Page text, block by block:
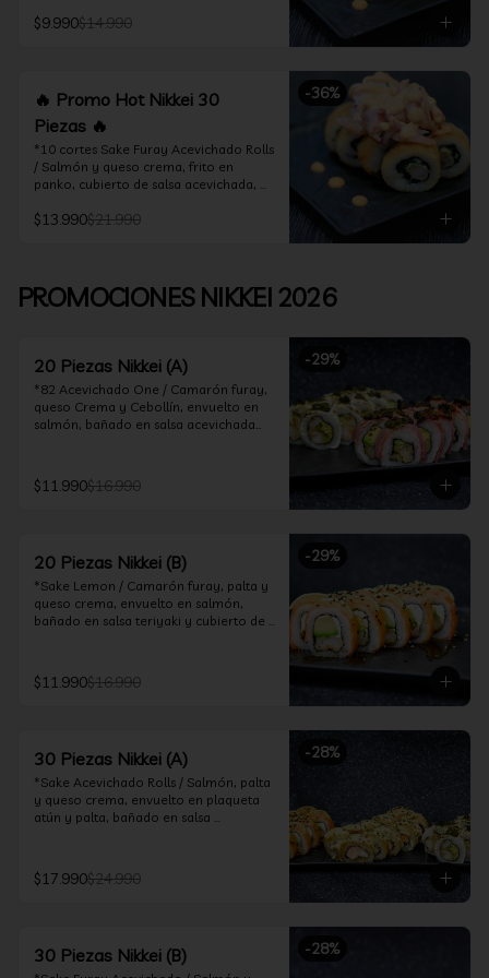
$9.990$14.990
-36%
🔥 Promo Hot Nikkei 30
Piezas 🔥
*10 cortes Sake Furay Acevichado Rolls
/ Salmón y queso crema, frito en
panko, cubierto de salsa acevichada,
*10 cortes Maguro Acevichado Rolls /
acevichado
$13.990$21.990
PROMOCIONES NIKKEI 2026
-29%
20 Piezas Nikkei (A)
*82 Acevichado One / Camarón furay,
queso Crema y Cebollín, envuelto en
salmón, bañado en salsa acevichada
y cebollin, frito en panko cubierto de
ceviche hot.
$11.990$16.990
-29%
20 Piezas Nikkei (B)
*Sake Lemon / Camarón furay, palta y
queso crema, envuelto en salmón,
bañado en salsa teriyaki y cubierto de
*Shrimp Fire Rolls /Palta y camarón
furay, envuelto en queso crema
*Incluye 2 palitos, 2 soya 30ml, 1 salsa
teriyaki 30ml
$11.990$16.990
-28%
30 Piezas Nikkei (A)
*Sake Acevichado Rolls / Salmón, palta
y queso crema, envuelto en plaqueta
atún y palta, bañado en salsa
*Shrimp Fire Rolls / Palta y camarón
furay, envuelto en queso crema
*Almond Furay / Pollo teriyaki, queso
crema y almendras tostadas, frito en
$17.990$24.990
-28%
30 Piezas Nikkei (B)